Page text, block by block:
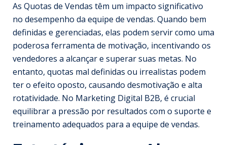
As Quotas de Vendas têm um impacto significativo
no desempenho da equipe de vendas. Quando bem
definidas e gerenciadas, elas podem servir como uma
poderosa ferramenta de motivação, incentivando os
vendedores a alcançar e superar suas metas. No
entanto, quotas mal definidas ou irrealistas podem
ter o efeito oposto, causando desmotivação e alta
rotatividade. No Marketing Digital B2B, é crucial
equilibrar a pressão por resultados com o suporte e
treinamento adequados para a equipe de vendas.